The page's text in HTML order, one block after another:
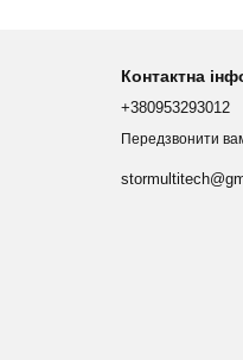
Контактна
+380953293012
Передзвонити